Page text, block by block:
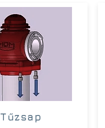
Tűzsap